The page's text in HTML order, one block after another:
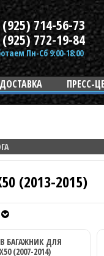
714-56-73
772-19-84
Пн-Сб 9:00-18:00
ПРЕСС-
(2013-2015)
БАГАЖНИК ДЛЯ
(2007-2014)